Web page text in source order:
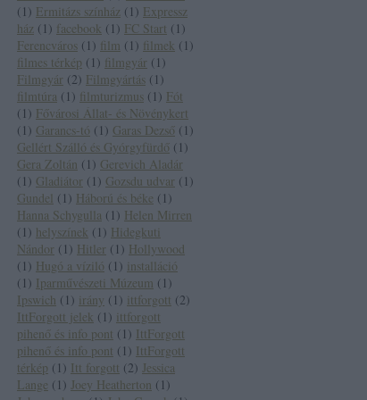
( 1 ) Ermitázs színház ( 1 ) Expressz
ház ( 1 ) facebook ( 1 ) FC Start ( 1 )
Ferencváros ( 1 ) film ( 1 ) filmek ( 1 )
filmes térkép ( 1 ) filmgyár ( 1 )
Filmgyár (2) Filmgyártás ( 1 )
filmtúra ( 1 ) filmturizmus ( 1 ) Fót
( 1 ) Fővárosi Állat- és Növénykert
( 1 ) Garancs-tó ( 1 ) Garas Dezső ( 1 )
Gellért Szálló és Gyórgyfürdő ( 1 )
Gera Zoltán ( 1 ) Gerevich Aladár
( 1 ) Gladiátor ( 1 ) Gozsdu udvar ( 1 )
Gundel ( 1 ) Háború és béke ( 1 )
Hanna Schygulla ( 1 ) Helen Mirren
( 1 ) helyszínek ( 1 ) Hidegkuti
Nándor ( 1 ) Hitler ( 1 ) Hollywood
( 1 ) Hugó a víziló ( 1 ) installáció
( 1 ) Iparművészeti Múzeum ( 1 )
Ipswich ( 1 ) irány ( 1 ) ittforgott (2)
IttForgott jelek ( 1 ) ittforgott
pihenő és info pont ( 1 ) IttForgott
pihenő és info pont ( 1 ) IttForgott
térkép ( 1 ) Itt forgott (2) Jessica
Lange ( 1 ) Joey Heatherton ( 1 )